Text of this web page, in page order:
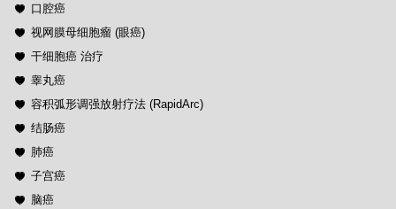
口腔癌
视网膜母细胞瘤 (眼癌)
干细胞癌 治疗
睾丸癌
容积弧形调强放射疗法 (RapidArc)
结肠癌
肺癌
子宫癌
脑癌